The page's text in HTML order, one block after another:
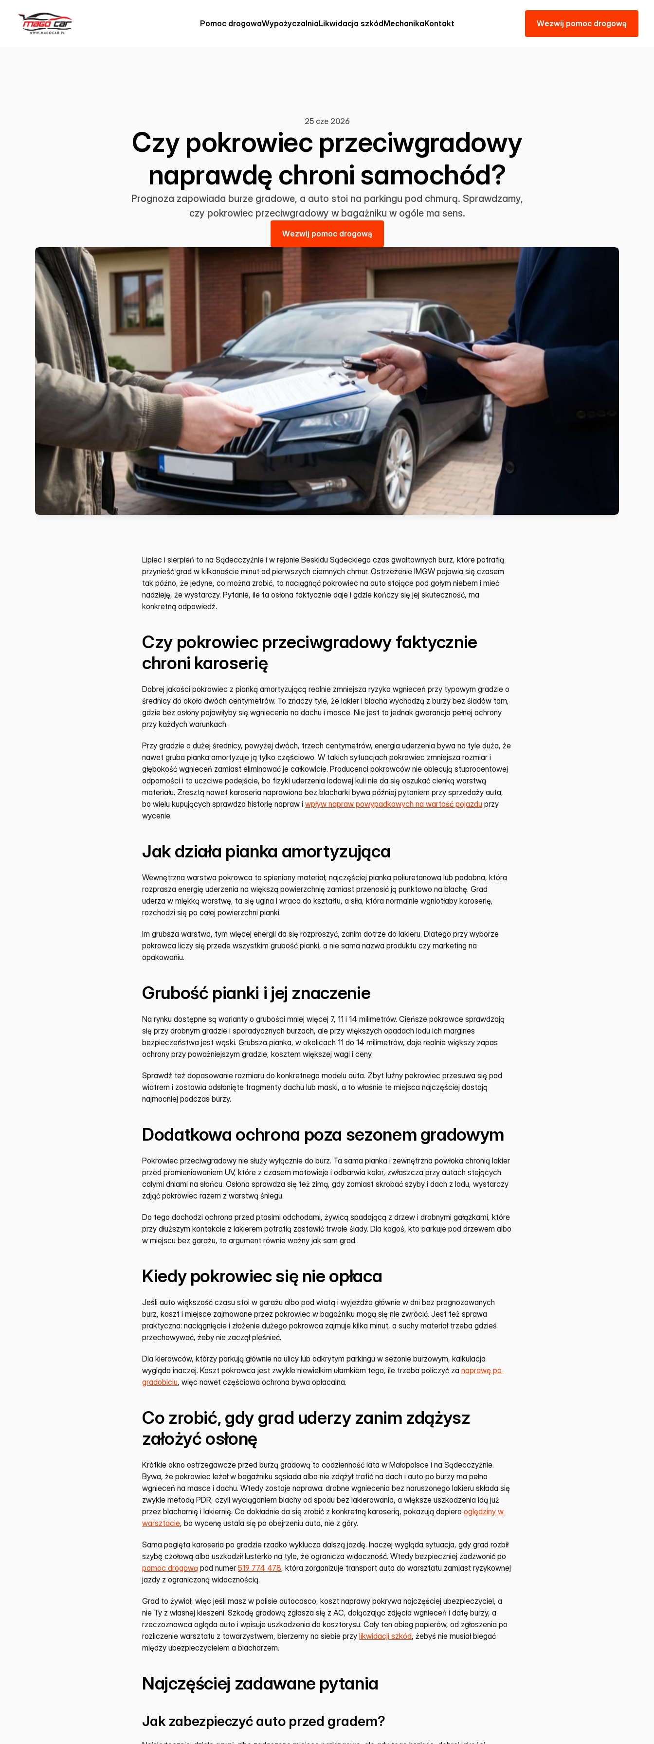
Pomoc drogowaWypożyczalniaLikwidacja szkódMechanikaKontakt Wezwij pomoc drogową
25 cze 2026
Czy pokrowiec przeciwgradowy
naprawdę chroni samochód?
Prognoza zapowiada burze gradowe, a auto stoi na parkingu pod chmurą. Sprawdzamy,
czy pokrowiec przeciwgradowy w bagażniku w ogóle ma sens.
Wezwij pomoc drogową
Lipiec i sierpień to na Sądecczyźnie i w rejonie Beskidu Sądeckiego czas gwałtownych burz, które potrafią
przynieść grad w kilkanaście minut od pierwszych ciemnych chmur. Ostrzeżenie IMGW pojawia się czasem
tak późno, że jedyne, co można zrobić, to naciągnąć pokrowiec na auto stojące pod gołym niebem i mieć
nadzieję, że wystarczy. Pytanie, ile ta osłona faktycznie daje i gdzie kończy się jej skuteczność, ma
konkretną odpowiedź.
Czy pokrowiec przeciwgradowy faktycznie
chroni karoserię
Dobrej jakości pokrowiec z pianką amortyzującą realnie zmniejsza ryzyko wgnieceń przy typowym gradzie o
średnicy do około dwóch centymetrów. To znaczy tyle, że lakier i blacha wychodzą z burzy bez śladów tam,
gdzie bez osłony pojawiłyby się wgniecenia na dachu i masce. Nie jest to jednak gwarancja pełnej ochrony
przy każdych warunkach.
Przy gradzie o dużej średnicy, powyżej dwóch, trzech centymetrów, energia uderzenia bywa na tyle duża, że
nawet gruba pianka amortyzuje ją tylko częściowo. W takich sytuacjach pokrowiec zmniejsza rozmiar i
głębokość wgnieceń zamiast eliminować je całkowicie. Producenci pokrowców nie obiecują stuprocentowej
odporności i to uczciwe podejście, bo fizyki uderzenia lodowej kuli nie da się oszukać cienką warstwą
materiału. Zresztą nawet karoseria naprawiona bez blacharki bywa później pytaniem przy sprzedaży auta,
bo wielu kupujących sprawdza historię napraw i wpływ napraw powypadkowych na wartość pojazdu przy
wycenie.
Jak działa pianka amortyzująca
Wewnętrzna warstwa pokrowca to spieniony materiał, najczęściej pianka poliuretanowa lub podobna, która
rozprasza energię uderzenia na większą powierzchnię zamiast przenosić ją punktowo na blachę. Grad
uderza w miękką warstwę, ta się ugina i wraca do kształtu, a siła, która normalnie wgniotłaby karoserię,
rozchodzi się po całej powierzchni pianki.
Im grubsza warstwa, tym więcej energii da się rozproszyć, zanim dotrze do lakieru. Dlatego przy wyborze
pokrowca liczy się przede wszystkim grubość pianki, a nie sama nazwa produktu czy marketing na
opakowaniu.
Grubość pianki i jej znaczenie
Na rynku dostępne są warianty o grubości mniej więcej 7, 11 i 14 milimetrów. Cieńsze pokrowce sprawdzają
się przy drobnym gradzie i sporadycznych burzach, ale przy większych opadach lodu ich margines
bezpieczeństwa jest wąski. Grubsza pianka, w okolicach 11 do 14 milimetrów, daje realnie większy zapas
ochrony przy poważniejszym gradzie, kosztem większej wagi i ceny.
Sprawdź też dopasowanie rozmiaru do konkretnego modelu auta. Zbyt luźny pokrowiec przesuwa się pod
wiatrem i zostawia odsłonięte fragmenty dachu lub maski, a to właśnie te miejsca najczęściej dostają
najmocniej podczas burzy.
Dodatkowa ochrona poza sezonem gradowym
Pokrowiec przeciwgradowy nie służy wyłącznie do burz. Ta sama pianka i zewnętrzna powłoka chronią lakier
przed promieniowaniem UV, które z czasem matowieje i odbarwia kolor, zwłaszcza przy autach stojących
całymi dniami na słońcu. Osłona sprawdza się też zimą, gdy zamiast skrobać szyby i dach z lodu, wystarczy
zdjąć pokrowiec razem z warstwą śniegu.
Do tego dochodzi ochrona przed ptasimi odchodami, żywicą spadającą z drzew i drobnymi gałązkami, które
przy dłuższym kontakcie z lakierem potrafią zostawić trwałe ślady. Dla kogoś, kto parkuje pod drzewem albo
w miejscu bez garażu, to argument równie ważny jak sam grad.
Kiedy pokrowiec się nie opłaca
Jeśli auto większość czasu stoi w garażu albo pod wiatą i wyjeżdża głównie w dni bez prognozowanych
burz, koszt i miejsce zajmowane przez pokrowiec w bagażniku mogą się nie zwrócić. Jest też sprawa
praktyczna: naciągnięcie i złożenie dużego pokrowca zajmuje kilka minut, a suchy materiał trzeba gdzieś
przechowywać, żeby nie zaczął pleśnieć.
Dla kierowców, którzy parkują głównie na ulicy lub odkrytym parkingu w sezonie burzowym, kalkulacja
wygląda inaczej. Koszt pokrowca jest zwykle niewielkim ułamkiem tego, ile trzeba policzyć za naprawę po
gradobiciu, więc nawet częściowa ochrona bywa opłacalna.
Co zrobić, gdy grad uderzy zanim zdążysz
założyć osłonę
Krótkie okno ostrzegawcze przed burzą gradową to codzienność lata w Małopolsce i na Sądecczyźnie.
Bywa, że pokrowiec leżał w bagażniku sąsiada albo nie zdążył trafić na dach i auto po burzy ma pełno
wgnieceń na masce i dachu. Wtedy zostaje naprawa: drobne wgniecenia bez naruszonego lakieru składa się
zwykle metodą PDR, czyli wyciąganiem blachy od spodu bez lakierowania, a większe uszkodzenia idą już
przez blacharnię i lakiernię. Co dokładnie da się zrobić z konkretną karoserią, pokazują dopiero oględziny w
warsztacie, bo wycenę ustala się po obejrzeniu auta, nie z góry.
Sama pogięta karoseria po gradzie rzadko wyklucza dalszą jazdę. Inaczej wygląda sytuacja, gdy grad rozbił
pomoc drogową pod numer 519 774 478, która zorganizuje transport auta do warsztatu zamiast ryzykownej
jazdy z ograniczoną widocznością.
Grad to żywioł, więc jeśli masz w polisie autocasco, koszt naprawy pokrywa najczęściej ubezpieczyciel, a
nie Ty z własnej kieszeni. Szkodę gradową zgłasza się z AC, dołączając zdjęcia wgnieceń i datę burzy, a
rzeczoznawca ogląda auto i wpisuje uszkodzenia do kosztorysu. Cały ten obieg papierów, od zgłoszenia po
rozliczenie warsztatu z towarzystwem, bierzemy na siebie przy likwidacji szkód, żebyś nie musiał biegać
między ubezpieczycielem a blacharzem.
Najczęściej zadawane pytania
Jak zabezpieczyć auto przed gradem?